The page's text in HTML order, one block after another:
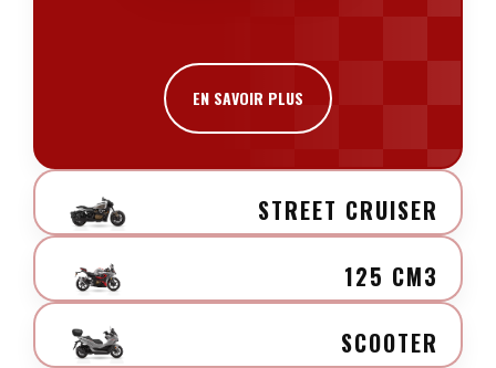
EN SAVOIR PLUS
STREET CRUISER
125 CM3
SCOOTER